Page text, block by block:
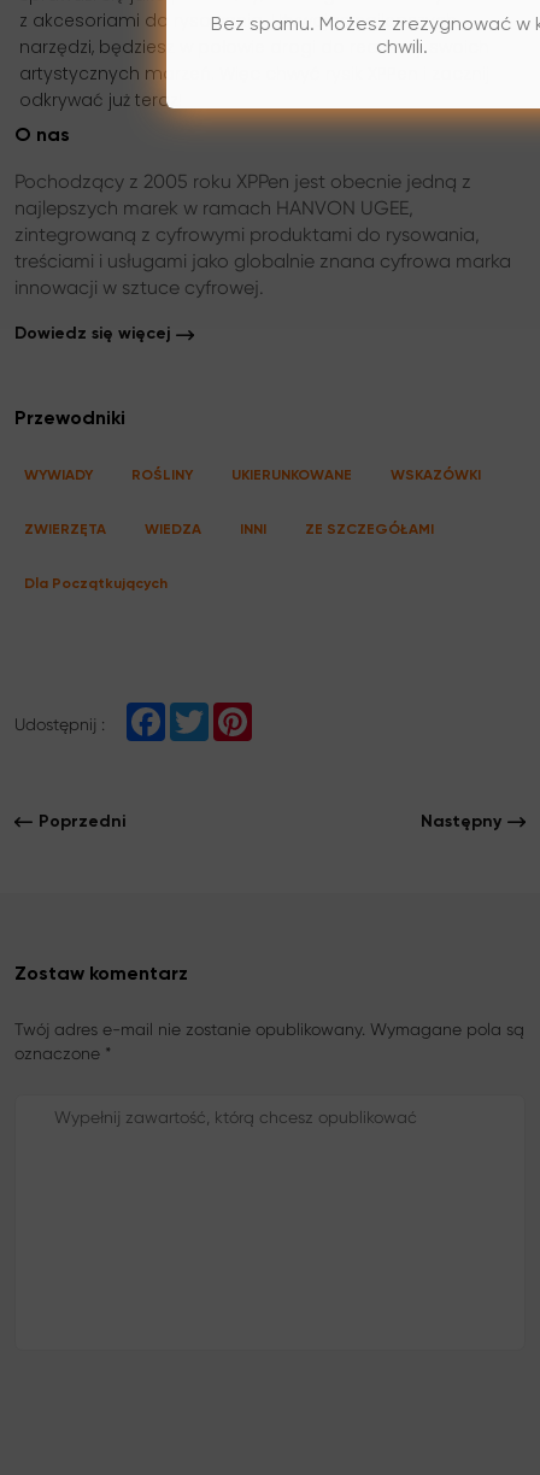
z akcesoriami do rysowania. Używając najlepszych
narzędzi, będziesz w połowie drogi do realizacji swoich
artystycznych marzeń. Więc chwyć rysik XPPen i zacznij
odkrywać już teraz!
O nas
Pochodzący z 2005 roku XPPen jest obecnie jedną z
najlepszych marek w ramach HANVON UGEE,
zintegrowaną z cyfrowymi produktami do rysowania,
treściami i usługami jako globalnie znana cyfrowa marka
innowacji w sztuce cyfrowej.
Dowiedz się więcej
Przewodniki
WYWIADY ROŚLINY UKIERUNKOWANE WSKAZÓWKI
ZWIERZĘTA WIEDZA INNI ZE SZCZEGÓŁAMI
Dla Początkujących
Udostępnij :
w
Poprzedni Następny
Zostaw komentarz
Twój adres e-mail nie zostanie opublikowany. Wymagane pola są
oznaczone *
Bez spamu. Możesz zrezygnować w
chwili.